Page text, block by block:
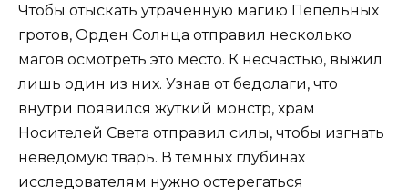
Чтобы отыскать утраченную магию Пепельных
гротов, Орден Солнца отправил несколько
магов осмотреть это место. К несчастью, выжил
лишь один из них. Узнав от бедолаги, что
внутри появился жуткий монстр, храм
Носителей Света отправил силы, чтобы изгнать
неведомую тварь. В темных глубинах
исследователям нужно остерегаться